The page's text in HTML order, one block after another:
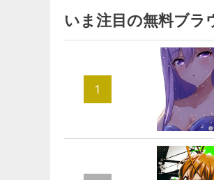
いま注目の無料ブラ
1